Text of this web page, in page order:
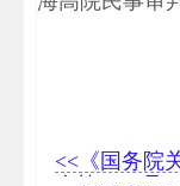
<<《国务院